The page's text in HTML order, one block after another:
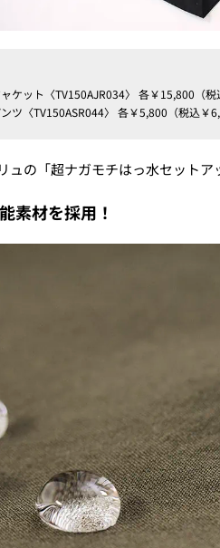
ケット〈TV150AJR034〉 各￥15,800（税
ツ〈TV150ASR044〉 各￥5,800（税込￥
の「超ナガモチはっ水セットア
素材を採用！